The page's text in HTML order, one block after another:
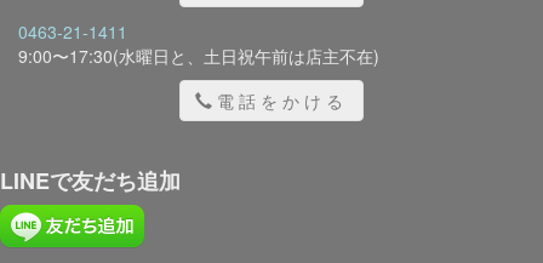
0463-21-1411
9:00〜17:30(水曜日と、土日祝午前は店主不在)
電話をかける
LINEで友だち追加